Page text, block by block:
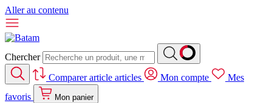
Aller au contenu
Chercher
Comparerarticle articles Mon compte
Mes
favoris
Mon panier